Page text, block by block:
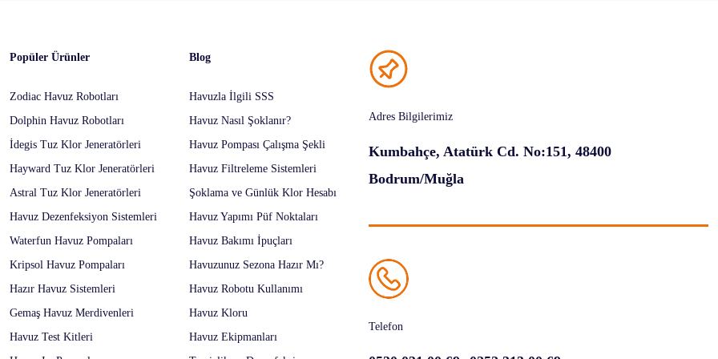
Popüler Ürünler
Zodiac Havuz Robotları
Dolphin Havuz Robotları
İdegis Tuz Klor Jeneratörleri
Hayward Tuz Klor Jeneratörleri
Astral Tuz Klor Jeneratörleri
Havuz Dezenfeksiyon Sistemleri
Waterfun Havuz Pompaları
Kripsol Havuz Pompaları
Hazır Havuz Sistemleri
Gemaş Havuz Merdivenleri
Havuz Test Kitleri
Blog
Havuzla İlgili SSS
Havuz Nasıl Şoklanır?
Havuz Pompası Çalışma Şekli
Havuz Filtreleme Sistemleri
Şoklama ve Günlük Klor Hesabı
Havuz Yapımı Püf Noktaları
Havuz Bakımı İpuçları
Havuzunuz Sezona Hazır Mı?
Havuz Robotu Kullanımı
Havuz Kloru
Havuz Ekipmanları
Adres Bilgilerimiz
Kumbahçe, Atatürk Cd. No:151, 48400
Bodrum/Muğla
Telefon